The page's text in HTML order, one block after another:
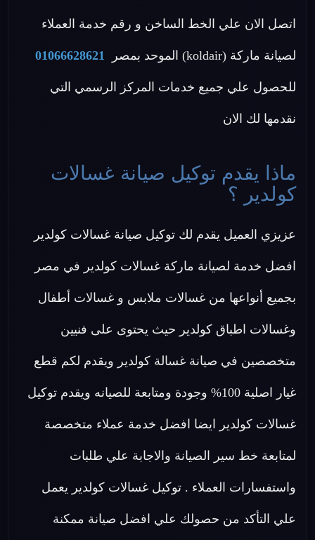
اتصل الان علي الخط الساخن و رقم خدمة العملاء
لصيانة ماركة (koldair) الموحد بمصر 01066628621
للحصول علي جميع خدمات المركز الرسمي التي
نقدمها لك الان
ماذا يقدم توكيل صيانة غسالات
كولدير ؟
عزيزي العميل يقدم لك توكيل صيانة غسالات كولدير
افضل خدمة لصيانة ماركة غسالات كولدير في مصر
بجميع أنواعها من غسالات ملابس و غسالات أطفال
وغسالات اطباق كولدير حيث يحتوى على فنيين
متخصصين في صيانة غسالة كولدير ويقدم لكم قطع
غيار اصلية 100% وجودة ومتابعة للصيانه ويقدم توكيل
غسالات كولدير ايضا افضل خدمة عملاء متخصصة
لمتابعة خط سير الصيانة والاجابة علي طلبات
واستفسارات العملاء . توكيل غسالات كولدير يعمل
علي التأكد من حصولك علي افضل صيانة ممكنة